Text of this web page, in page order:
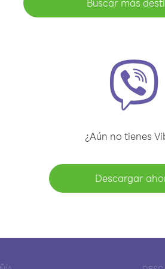
Buscar más
¿Aún no tienes
Descargar